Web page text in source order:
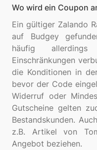
Wo wird ein Coupon
Ein gültiger Zalando
auf Budgey
häufig
Einschränkungen
die Konditionen in
bevor der Code
Widerruf oder
Gutscheine gelten
Bestandskunden.
z.B. Artikel von
Angebot beziehen.